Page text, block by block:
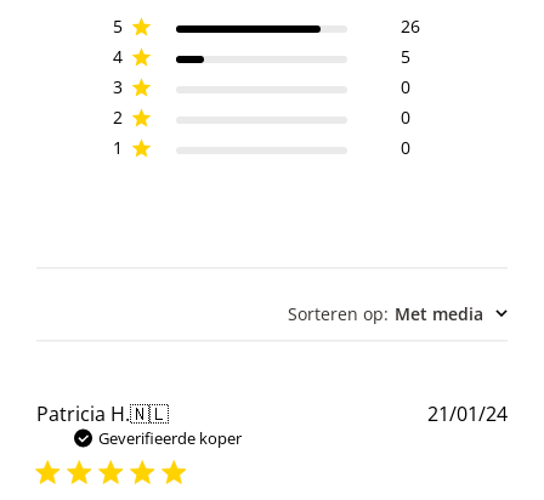
5
26
4
5
3
0
2
0
1
0
Sorteren op: Met media
Patricia H.🇳🇱
Geverifieerde koper
21/01/24